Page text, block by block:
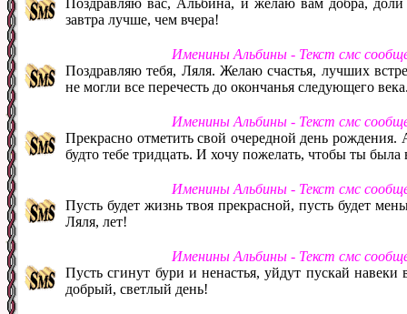
завтра лучше, чем вчера!
Именины Альбины - Текст смс
Поздравляю тебя, Ляля. Желаю счастья, лучших
не могли все перечесть до окончанья следующего
Именины Альбины - Текст смс
Прекрасно отметить свой очередной день
будто тебе тридцать. И хочу пожелать, чтобы ты
Именины Альбины - Текст смс
Пусть будет жизнь твоя прекрасной, пусть будет
Ляля, лет!
Именины Альбины - Текст смс
Пусть сгинут бури и ненастья, уйдут пускай
добрый, светлый день!